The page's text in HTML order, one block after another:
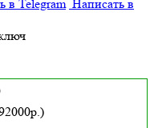
в Telegram Написать в